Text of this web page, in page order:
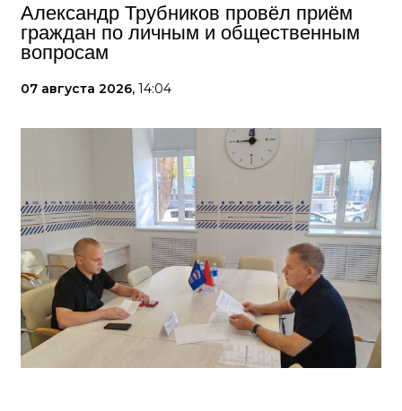
Александр Трубников провёл приём
граждан по личным и общественным
вопросам
07 августа 2026, 14:04